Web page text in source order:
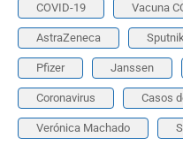
COVID-19 Vacuna
AstraZeneca
Pfizer Janssen
Coronavirus Casos
Verónica Machado